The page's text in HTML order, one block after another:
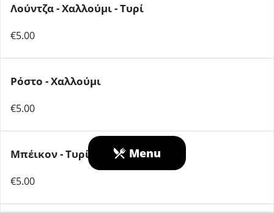
Λούντζα - Χαλλούμι - Τυρί
€5.00
Ρόστο - Χαλλούμι
€5.00
Μπέικον - Τυρί
€5.00
Menu